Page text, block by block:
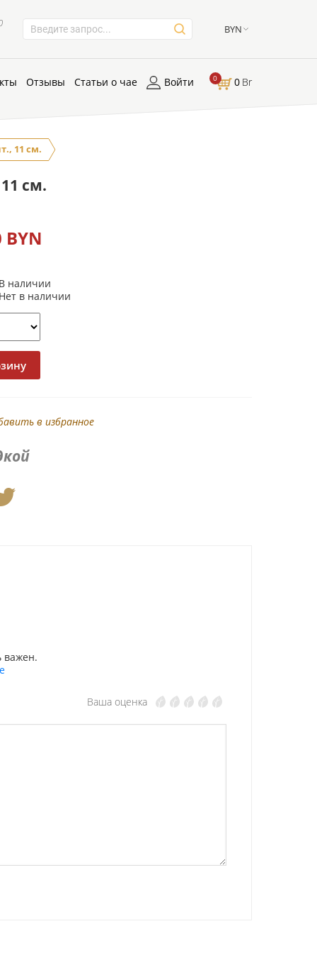
BYN
Отзывы Статьи о чае Войти 0 0 Br
11 см.
см.
BYN
наличии
в наличии
в избранное
важен.
Ваша оценка